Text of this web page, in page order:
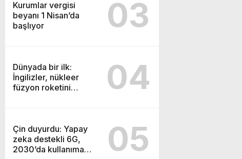
Kurumlar vergisi
beyanı 1 Nisan’da
başlıyor
03
Dünyada bir ilk:
İngilizler, nükleer
füzyon roketini
04
Çin duyurdu: Yapay
zeka destekli 6G,
2030’da kullanıma
05